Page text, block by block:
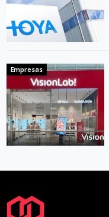
Empresas